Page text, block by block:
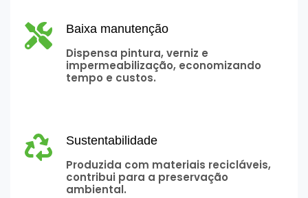
Baixa manutenção
Dispensa pintura, verniz e
impermeabilização, economizando
tempo e custos.
Sustentabilidade
Produzida com materiais recicláveis,
contribui para a preservação
ambiental.